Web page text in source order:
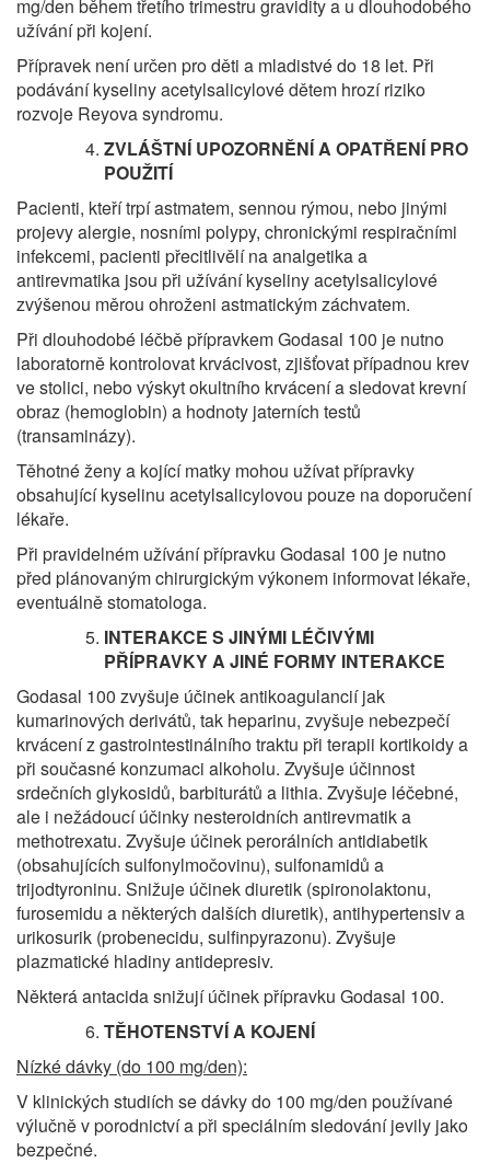
mg/den během třetího trimestru gravidity a u dlouhodobého
užívání při kojení.
Přípravek není určen pro děti a mladistvé do 18 let. Při
podávání kyseliny acetylsalicylové dětem hrozí riziko
rozvoje Reyova syndromu.
ZVLÁŠTNÍ UPOZORNĚNÍA OPATŘENÍ PRO
POUŽITÍ
Pacienti, kteří trpí astmatem, sennou rýmou, nebo jinými
projevy alergie, nosními polypy, chronickými respiračními
infekcemi, pacienti přecitlivělí na analgetika a
antirevmatika jsou při užívání kyseliny acetylsalicylové
zvýšenou měrou ohroženi astmatickým záchvatem.
Při dlouhodobé léčbě přípravkem Godasal 100 je nutno
laboratorně kontrolovat krvácivost, zjišťovat případnou krev
ve stolici, nebo výskyt okultního krvácení a sledovat krevní
obraz (hemoglobin) a hodnoty jaterních testů
(transaminázy).
Těhotné ženy a kojící matky mohou užívat přípravky
obsahující kyselinu acetylsalicylovou pouze na doporučení
lékaře.
Při pravidelném užívání přípravku Godasal 100 je nutno
před plánovaným chirurgickým výkonem informovat lékaře,
eventuálně stomatologa.
INTERAKCE S JINÝMI LÉČIVÝMI
PŘÍPRAVKY A JINÉ FORMY INTERAKCE
Godasal 100 zvyšuje účinek antikoagulancií jak
kumarinových derivátů, tak heparinu, zvyšuje nebezpečí
krvácení z gastrointestinálního traktu při terapii kortikoidy a
při současné konzumaci alkoholu. Zvyšuje účinnost
srdečních glykosidů, barbiturátů a lithia. Zvyšuje léčebné,
ale i nežádoucí účinky nesteroidních antirevmatik a
methotrexatu. Zvyšuje účinek perorálních antidiabetik
(obsahujících sulfonylmočovinu), sulfonamidů a
trijodtyroninu. Snižuje účinek diuretik (spironolaktonu,
furosemidu a některých dalších diuretik), antihypertensiv a
urikosurik (probenecidu, sulfinpyrazonu). Zvyšuje
plazmatické hladiny antidepresiv.
Některá antacida snižují účinek přípravku Godasal 100.
TĚHOTENSTVÍ A KOJENÍ
Nízké dávky (do 100 mg/den):
V klinických studiích se dávky do 100 mg/den používané
výlučně v porodnictví a při speciálním sledování jevily jako
bezpečné.